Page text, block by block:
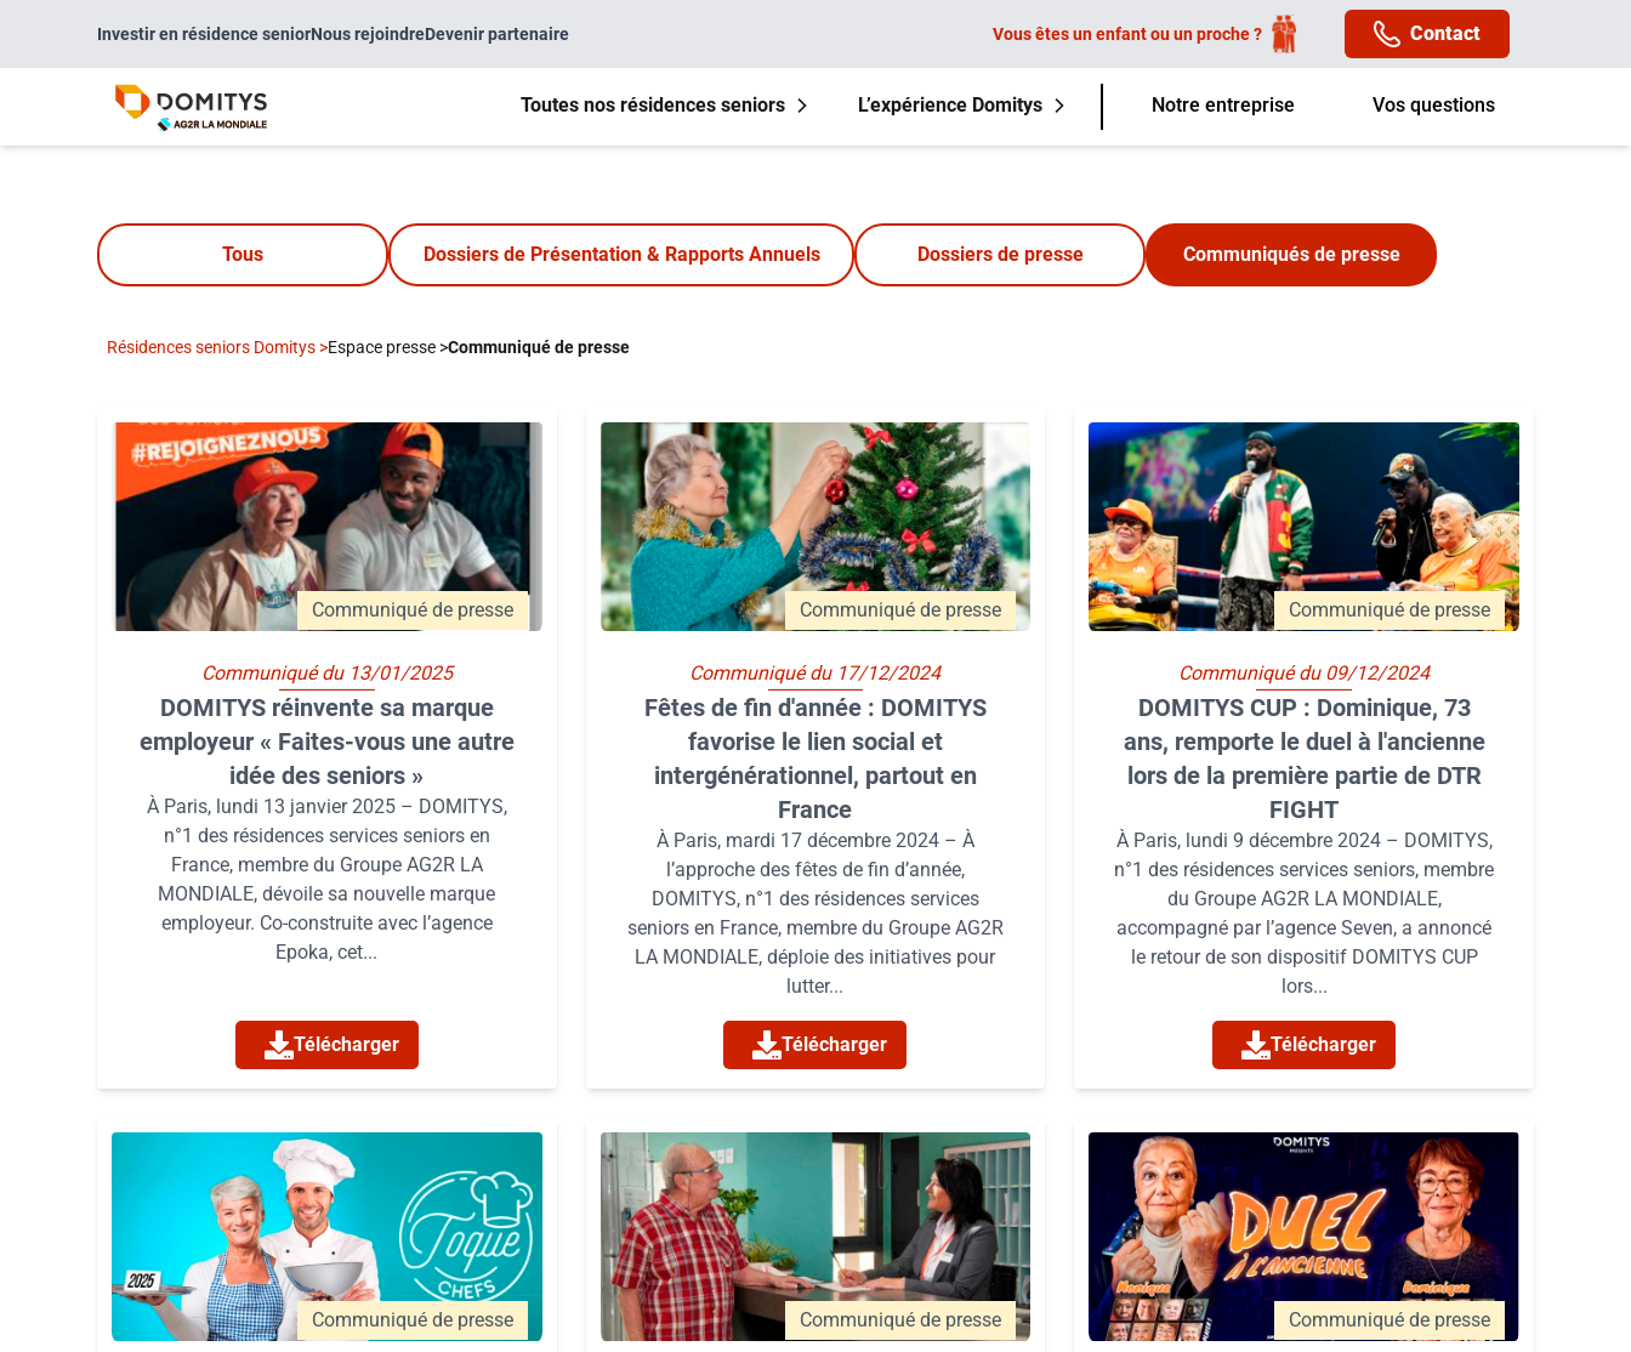
Investir en résidence seniorNous rejoindreDevenir partenaire Vous êtes un enfant ou un proche ? Contact
Toutes nos résidences seniors L’expérience Domitys Notre entreprise Vos questions
Tous Dossiers de Présentation & Rapports Annuels Dossiers de presse Communiqués de presse
Résidences seniors Domitys >Espace presse >Communiqué de presse
Communiqué de presse
Communiqué du 13/01/2025
DOMITYS réinvente sa marque
employeur « Faites-vous une autre
idée des seniors »
À Paris, lundi 13 janvier 2025 – DOMITYS,
n°1 des résidences services seniors en
France, membre du Groupe AG2R LA
MONDIALE, dévoile sa nouvelle marque
employeur. Co-construite avec l’agence
Epoka, cet...
Télécharger
Communiqué de presse
Communiqué du 17/12/2024
Fêtes de fin d'année : DOMITYS
favorise le lien social et
intergénérationnel, partout en
France
À Paris, mardi 17 décembre 2024 – À
l’approche des fêtes de fin d’année,
DOMITYS, n°1 des résidences services
seniors en France, membre du Groupe AG2R
LA MONDIALE, déploie des initiatives pour
lutter...
Télécharger
Communiqué de presse
Communiqué du 09/12/2024
DOMITYS CUP : Dominique, 73
ans, remporte le duel à l'ancienne
lors de la première partie de DTR
FIGHT
À Paris, lundi 9 décembre 2024 – DOMITYS,
n°1 des résidences services seniors, membre
du Groupe AG2R LA MONDIALE,
accompagné par l’agence Seven, a annoncé
le retour de son dispositif DOMITYS CUP
lors...
Télécharger
Communiqué de presse Communiqué de presse Communiqué de presse